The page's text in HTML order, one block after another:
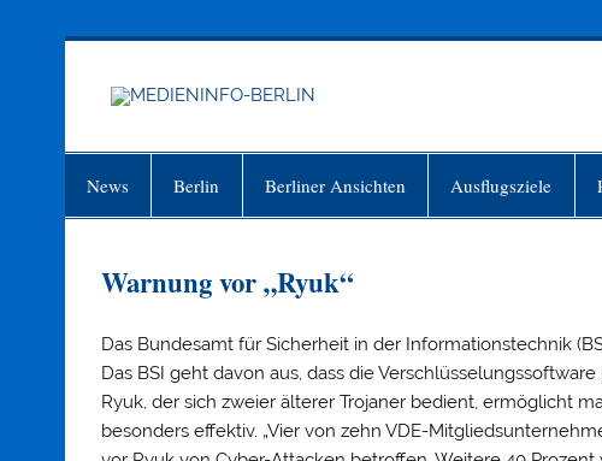
News Berlin Berliner Ansichten Ausflugsziele
Warnung vor „Ryuk“
Das Bundesamt für Sicherheit in der Informationstechnik
Das BSI geht davon aus, dass die
Ryuk, der sich zweier älterer Trojaner bedient, ermöglicht
besonders effektiv. „Vier von zehn VDE-